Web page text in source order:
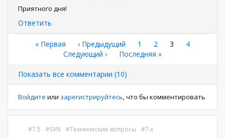
Приятного дня!
Ответить
Нумерация
страниц
Первая
страница
« Первая ←
‹ Предыдущий Страница
1 Страница
2
Текущая
3 Страница
4
Следующая
Следующий ›
Последняя
Последняя »
Показать все комментарии (10)
Войдите или зарегистрируйтесь, что бы комментировать
7.5 SVN Технические вопросы 7.x